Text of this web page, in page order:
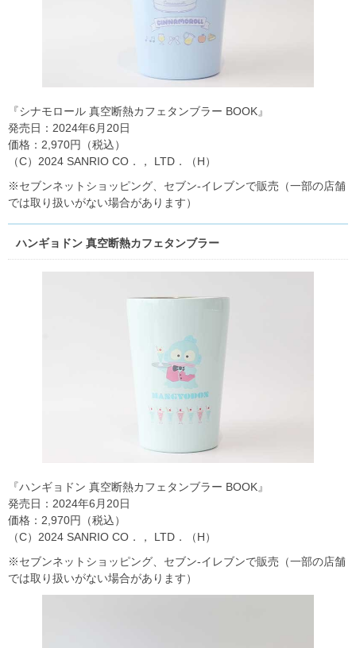
『シナモロール 真空断熱カフェタンブラー BOOK』
発売日：2024年6月20日
価格：2,970円（税込）
（C）2024 SANRIO CO．， LTD．（H）
※セブンネットショッピング、セブン‐イレブンで販売（一部の店舗
では取り扱いがない場合があります）
ハンギョドン 真空断熱カフェタンブラー
『ハンギョドン 真空断熱カフェタンブラー BOOK』
発売日：2024年6月20日
価格：2,970円（税込）
（C）2024 SANRIO CO．， LTD．（H）
※セブンネットショッピング、セブン‐イレブンで販売（一部の店舗
では取り扱いがない場合があります）